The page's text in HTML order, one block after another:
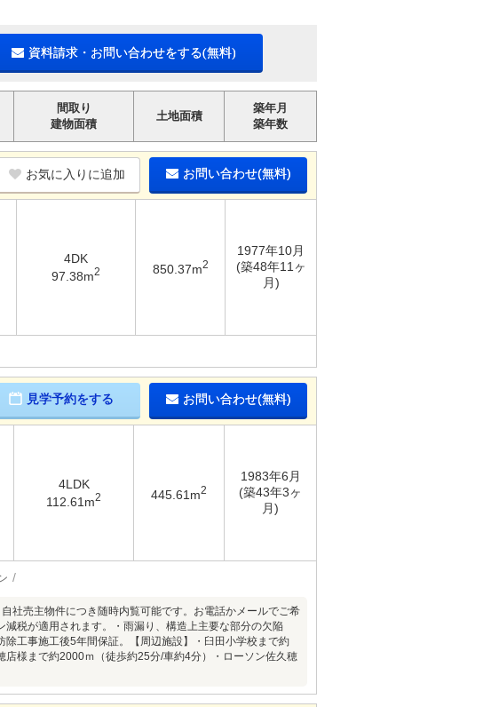
資料請求・お問い合わせをする(無料)
間取り
建物面積
土地面積
築年月
築年数
お気に入りに追加 お問い合わせ(無料)
4DK
97.38m2 850.37m2
1977年10月
(築48年11ヶ
月)
見学予約をする お問い合わせ(無料)
4LDK
112.61m2 445.61m2
1983年6月
(築43年3ヶ
月)
社売主物件につき随時内覧可能です。お電話かメールでご希
税が適用されます。・雨漏り、構造上主要な部分の欠陥
工事施工後5年間保証。【周辺施設】・臼田小学校まで約
様まで約2000ｍ（徒歩約25分/車約4分）・ローソン佐久穂